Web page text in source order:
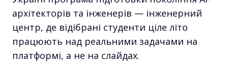
архітекторів та інженерів — інженерний
центр, де відібрані студенти ціле літо
працюють над реальними задачами на
платформі, а не на слайдах.